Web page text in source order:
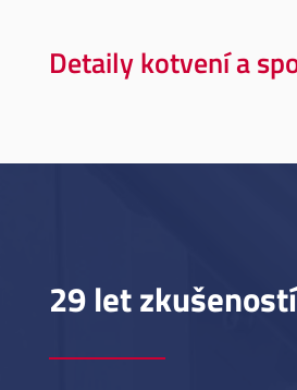
Detaily kotvení a
29 let zkušeností